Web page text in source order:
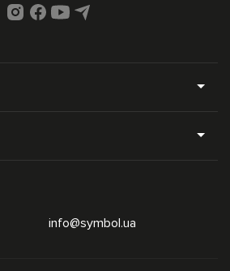
info@symbol.ua